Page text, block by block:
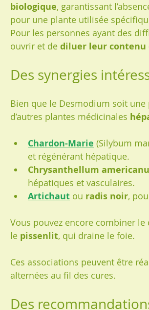
biologique, garantissant
pour une plante utilisée
Pour les personnes ayant des
ouvrir et de diluer leur contenu
Des synergies
Bien que le Desmodium soit
d’autres plantes médicinales
Chardon-Marie (Silybum
et régénérant hépatique.
Chrysanthellum
hépatiques et vasculaires.
Artichaut ou radis noir,
Vous pouvez encore combiner
le pissenlit, qui draine le foie.
Ces associations peuvent être
alternées au fil des cures.
Des